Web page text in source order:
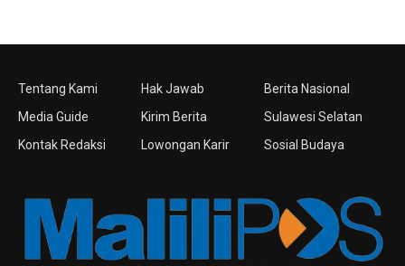
Tentang Kami
Media Guide
Kontak Redaksi
Hak Jawab
Kirim Berita
Lowongan Karir
Berita Nasional
Sulawesi Selatan
Sosial Budaya